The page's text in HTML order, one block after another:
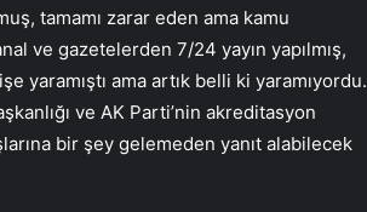
tamamı zarar eden ama kamu
ve gazetelerden 7/24 yayın yapılmış,
yaramıştı ama artık belli ki yaramıyordu.
ve AK Parti’nin akreditasyon
bir şey gelemeden yanıt alabilecek